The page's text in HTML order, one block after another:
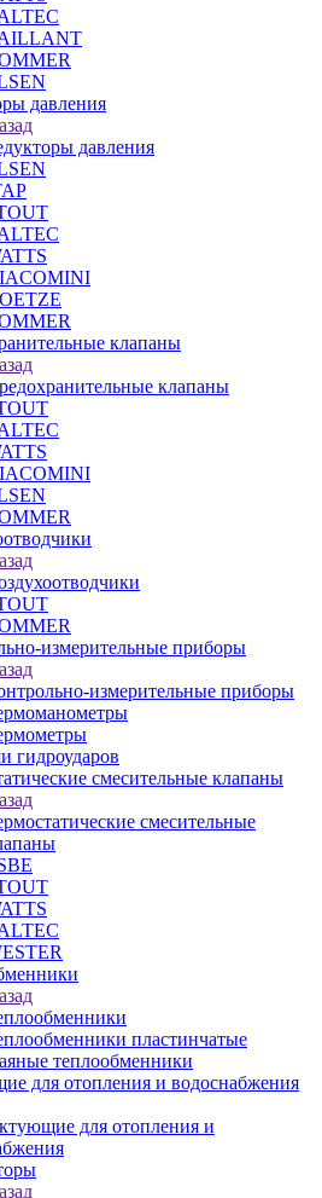
давления
давления
клапаны
клапаны
измерительные приборы
измерительные приборы
гидроударов
смесительные клапаны
смесительные
пластинчатые
теплообменники
для отопления и водоснабжения
для отопления и